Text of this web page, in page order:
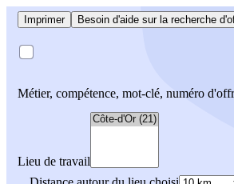
Imprimer Besoin d'aide sur la recherche
Métier, compétence, mot-clé, numéro
Lieu de travail